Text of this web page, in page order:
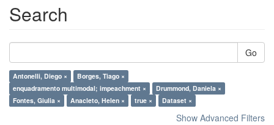
Search
Go
Antonelli, Diego ×
Borges, Tiago ×
enquadramento multimodal; impeachment ×
Drummond, Daniela ×
Fontes, Giulia ×
Anacleto, Helen × true × Dataset ×
Show Advanced Filters